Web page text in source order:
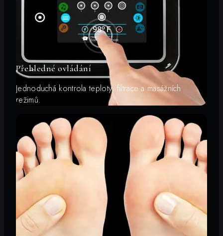
Přehledné ovládání
Jednoduchá kontrola teploty, filtrace a masážních
režimů.